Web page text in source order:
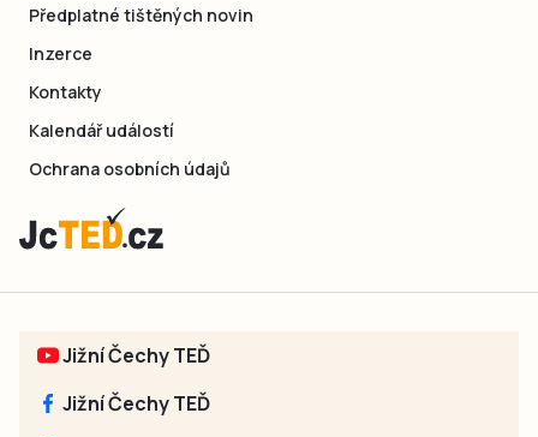
Předplatné tištěných novin
Inzerce
Kontakty
Kalendář událostí
Ochrana osobních údajů
Jižní Čechy TEĎ
Jižní Čechy TEĎ